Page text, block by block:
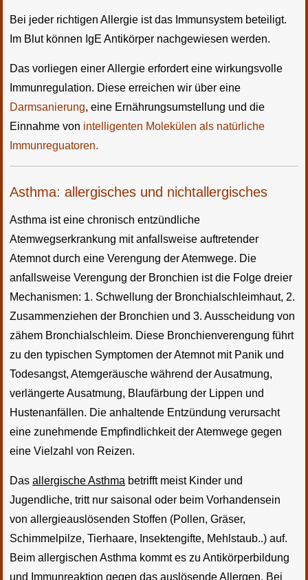
Bei jeder richtigen Allergie ist das Immunsystem beteiligt.
Im Blut können IgE Antikörper nachgewiesen werden.
Das vorliegen einer Allergie erfordert eine wirkungsvolle
Immunregulation. Diese erreichen wir über eine
Darmsanierung, eine Ernährungsumstellung und die
Einnahme von intelligenten Molekülen als natürliche
Immunreguatoren.
Asthma: allergisches und nichtallergisches
Asthma ist eine chronisch entzündliche
Atemwegserkrankung mit anfallsweise auftretender
Atemnot durch eine Verengung der Atemwege. Die
anfallsweise Verengung der Bronchien ist die Folge dreier
Mechanismen: 1. Schwellung der Bronchialschleimhaut, 2.
Zusammenziehen der Bronchien und 3. Ausscheidung von
zähem Bronchialschleim. Diese Bronchienverengung führt
zu den typischen Symptomen der Atemnot mit Panik und
Todesangst, Atemgeräusche während der Ausatmung,
verlängerte Ausatmung, Blaufärbung der Lippen und
Hustenanfällen. Die anhaltende Entzündung verursacht
eine zunehmende Empfindlichkeit der Atemwege gegen
eine Vielzahl von Reizen.
Das allergische Asthma betrifft meist Kinder und
Jugendliche, tritt nur saisonal oder beim Vorhandensein
von allergieauslösenden Stoffen (Pollen, Gräser,
Schimmelpilze, Tierhaare, Insektengifte, Mehlstaub..) auf.
Beim allergischen Asthma kommt es zu Antikörperbildung
und Immunreaktion gegen das auslösende Allergen. Bei